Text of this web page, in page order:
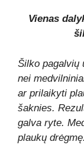
Vienas
Šilko pagalvių
nei
ar prilaikyti
šaknies.
galva ryte.
plaukų drėgmę.